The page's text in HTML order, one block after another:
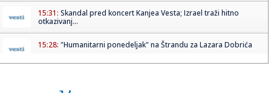
15:31: Skandal pred koncert Kanjea Vesta; Izrael traži hitno
otkazivanj...
15:28: "Humanitarni ponedeljak" na Štrandu za Lazara Dobrića